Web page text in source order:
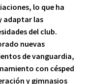
, lo que ha
adaptar las
del club.
nuevas
de vanguardia,
con césped
y gimnasios